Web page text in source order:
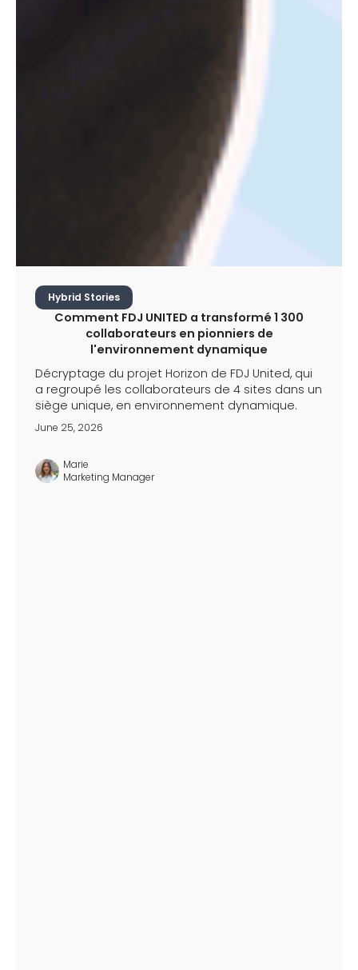
Hybrid Stories
Comment FDJ UNITED a transformé 1 300
collaborateurs en pionniers de
l'environnement dynamique
Décryptage du projet Horizon de FDJ United, qui
a regroupé les collaborateurs de 4 sites dans un
siège unique, en environnement dynamique.
June 25, 2026
Marie
Marketing Manager